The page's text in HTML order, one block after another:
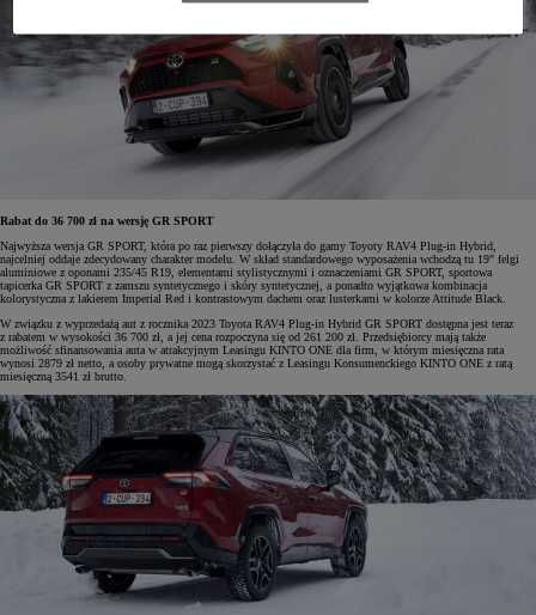
Rabat do 36 700 zł na wersję GR SPORT
Najwyższa wersja GR SPORT, która po raz pierwszy dołączyła do gamy Toyoty RAV4 Plug-in Hybrid,
najcelniej oddaje zdecydowany charakter modelu. W skład standardowego wyposażenia wchodzą tu 19" felgi
aluminiowe z oponami 235/45 R19, elementami stylistycznymi i oznaczeniami GR SPORT, sportowa
tapicerka GR SPORT z zamszu syntetycznego i skóry syntetycznej, a ponadto wyjątkowa kombinacja
kolorystyczna z lakierem Imperial Red i kontrastowym dachem oraz lusterkami w kolorze Attitude Black.
W związku z wyprzedażą aut z rocznika 2023 Toyota RAV4 Plug-in Hybrid GR SPORT dostępna jest teraz
z rabatem w wysokości 36 700 zł, a jej cena rozpoczyna się od 261 200 zł. Przedsiębiorcy mają także
możliwość sfinansowania auta w atrakcyjnym Leasingu KINTO ONE dla firm, w którym miesięczna rata
wynosi 2879 zł netto, a osoby prywatne mogą skorzystać z Leasingu Konsumenckiego KINTO ONE z ratą
miesięczną 3541 zł brutto.